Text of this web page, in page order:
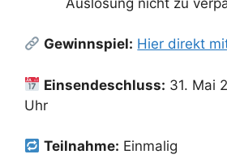
Gewinnspiel: Hier direkt
Einsendeschluss: 31. Mai
Uhr
Teilnahme: Einmalig